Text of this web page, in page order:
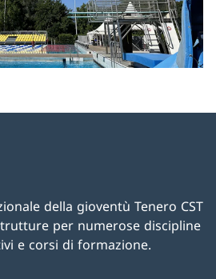
della gioventù Tenero CST
per numerose discipline
e corsi di formazione.